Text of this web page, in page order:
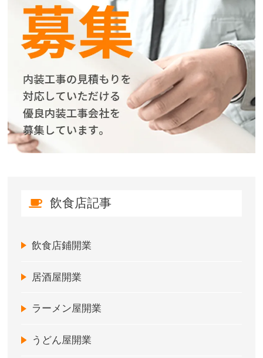
飲食店記事
飲食店鋪開業
居酒屋開業
ラーメン屋開業
うどん屋開業